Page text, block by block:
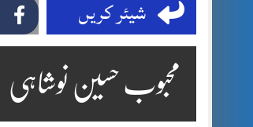
شیئر کریں
محبوب حسین نوشاہی